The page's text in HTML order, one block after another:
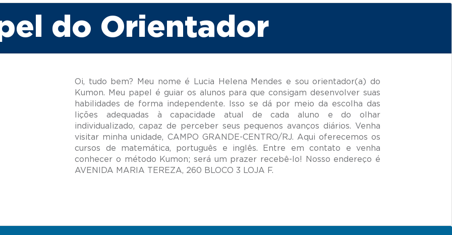
do Orientador
Oi, tudo bem? Meu nome é Lucia Helena Mendes e sou orientador(a) do
Kumon. Meu papel é guiar os alunos para que consigam desenvolver suas
habilidades de forma independente. Isso se dá por meio da escolha das
lições adequadas à capacidade atual de cada aluno e do olhar
individualizado, capaz de perceber seus pequenos avanços diários. Venha
visitar minha unidade, CAMPO GRANDE-CENTRO/RJ. Aqui oferecemos os
cursos de matemática, português e inglês. Entre em contato e venha
conhecer o método Kumon; será um prazer recebê-lo! Nosso endereço é